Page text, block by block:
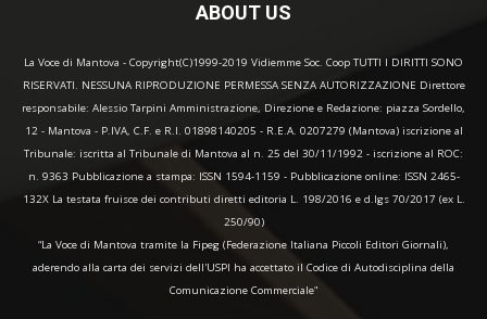
ABOUT US
La Voce di Mantova - Copyright(C)1999-2019 Vidiemme Soc. Coop TUTTI I DIRITTI SONO
RISERVATI. NESSUNA RIPRODUZIONE PERMESSA SENZA AUTORIZZAZIONE Direttore
responsabile: Alessio Tarpini Amministrazione, Direzione e Redazione: piazza Sordello,
12 - Mantova - P.IVA, C.F. e R.I. 01898140205 - R.E.A. 0207279 (Mantova) iscrizione al
Tribunale: iscritta al Tribunale di Mantova al n. 25 del 30/11/1992 - iscrizione al ROC:
n. 9363 Pubblicazione a stampa: ISSN 1594-1159 - Pubblicazione online: ISSN 2465-
132X La testata fruisce dei contributi diretti editoria L. 198/2016 e d.lgs 70/2017 (ex L.
250/90)
“La Voce di Mantova tramite la Fipeg (Federazione Italiana Piccoli Editori Giornali),
aderendo alla carta dei servizi dell'USPI ha accettato il Codice di Autodisciplina della
Comunicazione Commerciale"